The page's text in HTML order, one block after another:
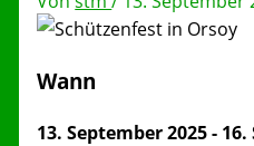
Wann
13. September 2025 -